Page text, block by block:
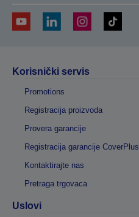
Korisnički servis
Promotions
Registracija proizvoda
Provera garancije
Registracija garancije CoverPlus
Kontaktirajte nas
Pretraga trgovaca
Uslovi